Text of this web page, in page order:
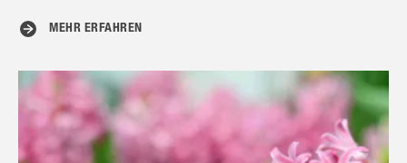
MEHR ERFAHREN